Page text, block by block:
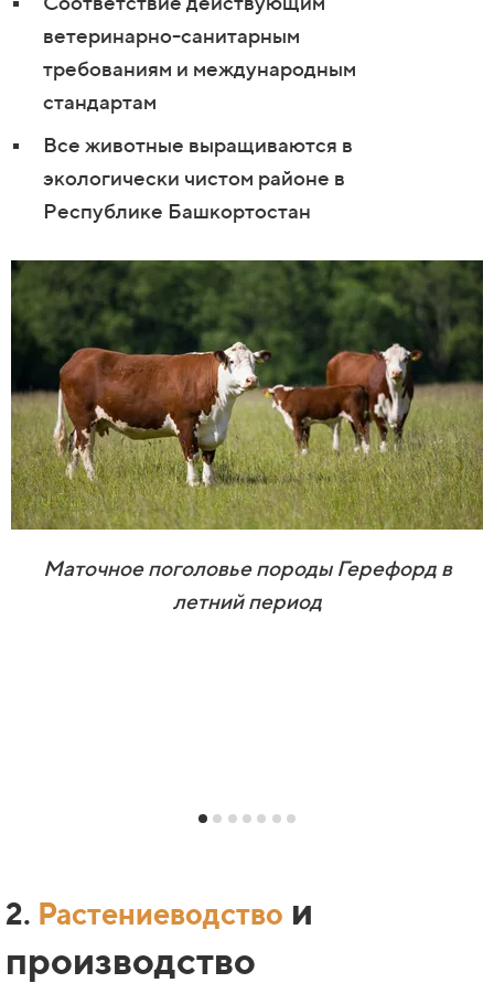
ветеринарно-санитарным
требованиям и международным
стандартам
Все животные выращиваются в
экологически чистом районе в
Республике Башкортостан
Маточное поголовье породы Герефорд в
летний период
2. Растениеводство и
производство